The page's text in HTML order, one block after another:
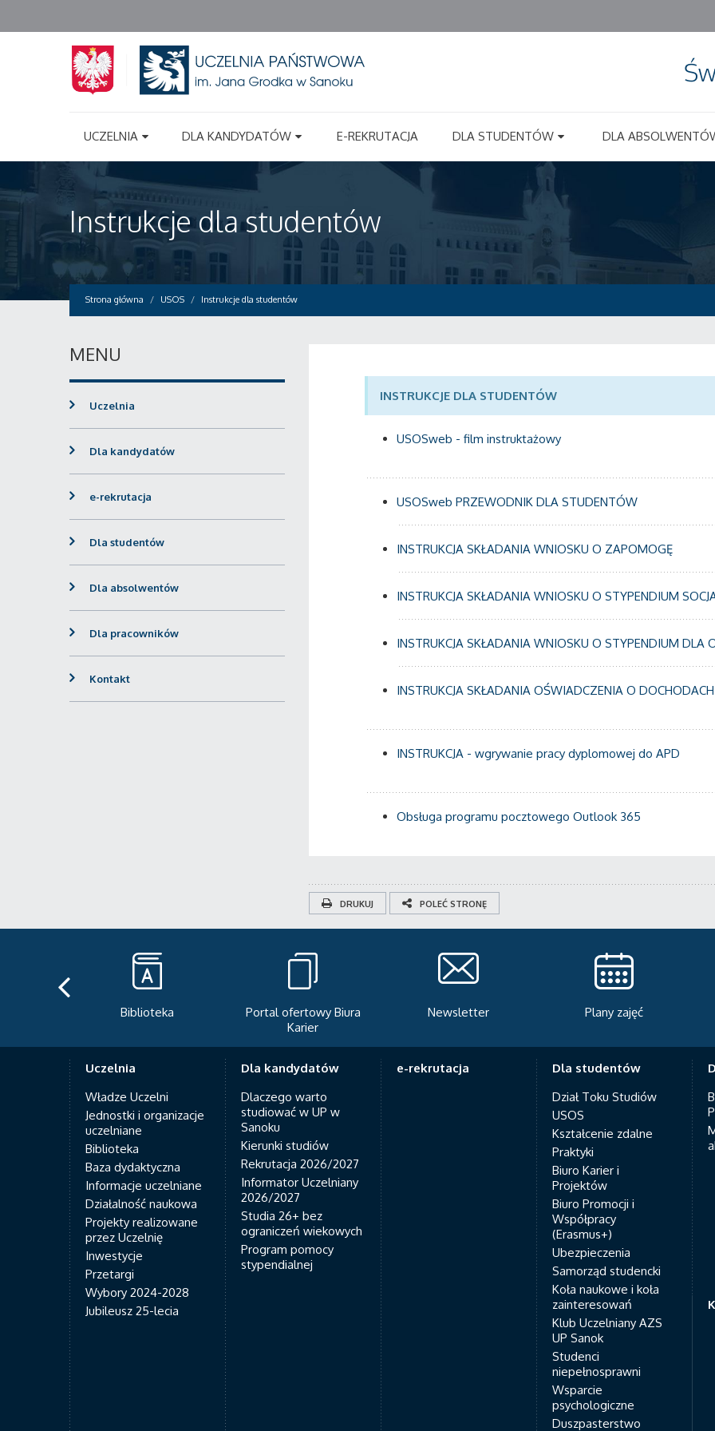
UCZELNIA DLA KANDYDATÓW E-REKRUTACJA DLA STUDENTÓW DLA
Instrukcje dla studentów
Strona główna USOS Instrukcje dla studentów
INSTRUKCJE DLA STUDENTÓW
USOSweb - film instruktażowy
USOSweb PRZEWODNIK DLA STUDENTÓW
INSTRUKCJA SKŁADANIA WNIOSKU O ZAPOMOGĘ
INSTRUKCJA SKŁADANIA WNIOSKU O STYPENDIUM
INSTRUKCJA SKŁADANIA WNIOSKU O STYPENDIUM DLA
INSTRUKCJA SKŁADANIA OŚWIADCZENIA O DOCHODACH
INSTRUKCJA - wgrywanie pracy dyplomowej do APD
Obsługa programu pocztowego Outlook 365
DRUKUJ POLEĆ STRONĘ
MENU
Uczelnia
Dla kandydatów
e-rekrutacja
Dla studentów
Dla absolwentów
Dla pracowników
Kontakt
Biblioteka
Portal ofertowy Biura
Karier
Newsletter Plany zajęć
Uczelnia
Władze Uczelni
Jednostki i organizacje
uczelniane
Biblioteka
Baza dydaktyczna
Informacje uczelniane
Działalność naukowa
Projekty realizowane
przez Uczelnię
Inwestycje
Przetargi
Wybory 2024-2028
Jubileusz 25-lecia
Dla kandydatów
Dlaczego warto
studiować w UP w
Sanoku
Kierunki studiów
Rekrutacja 2026/2027
Informator Uczelniany
2026/2027
Studia 26+ bez
ograniczeń wiekowych
Program pomocy
stypendialnej
e-rekrutacja
Dla studentów
Dział Toku Studiów
USOS
Kształcenie zdalne
Praktyki
Biuro Karier i
Projektów
Biuro Promocji i
Współpracy
(Erasmus+)
Ubezpieczenia
Samorząd studencki
Koła naukowe i koła
zainteresowań
Klub Uczelniany AZS
UP Sanok
Studenci
niepełnosprawni
Wsparcie
psychologiczne
Duszpasterstwo